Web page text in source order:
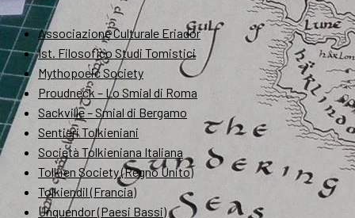
Associazione Culturale Eriador
Ist. Filosofico Studi Tomistici
Mythopoeic Society
Proudneck – Lo Smial di Roma
Sackville – Smial di Bergamo
Sentieri Tolkieniani
Società Tolkieniana Italiana
Tolkien Society (Regno Unito)
Tolkiendil (Francia)
Unquendor (Paesi Bassi)